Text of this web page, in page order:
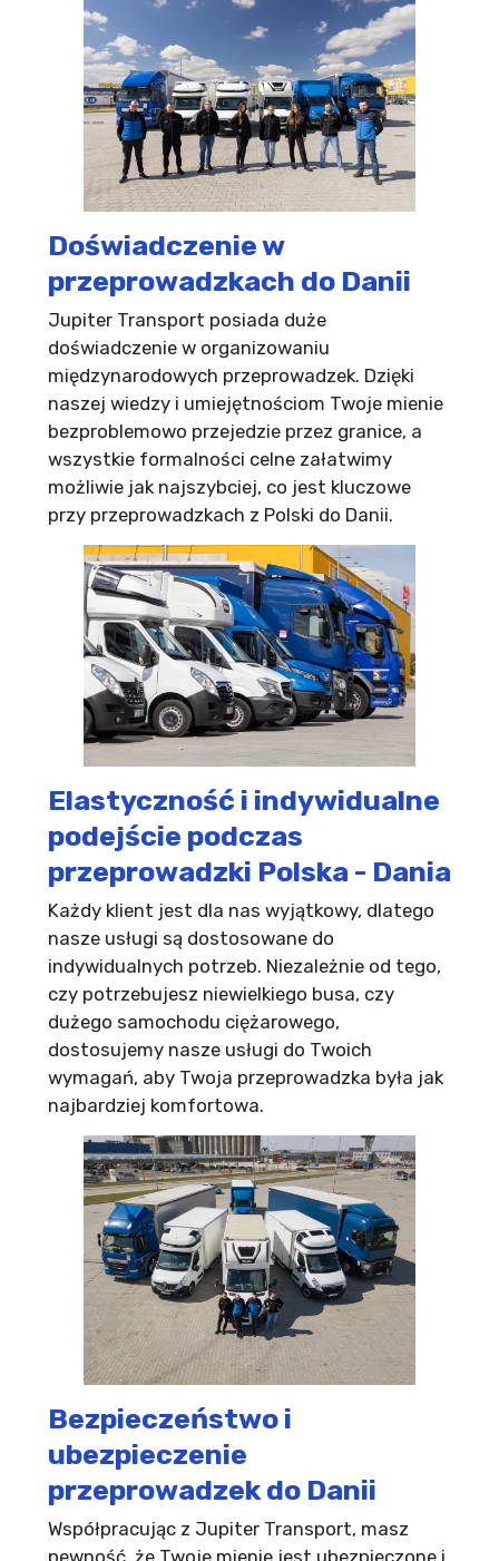
Doświadczenie w
przeprowadzkach do Danii
Jupiter Transport posiada duże
doświadczenie w organizowaniu
międzynarodowych przeprowadzek. Dzięki
naszej wiedzy i umiejętnościom Twoje mienie
bezproblemowo przejedzie przez granice, a
wszystkie formalności celne załatwimy
możliwie jak najszybciej, co jest kluczowe
przy przeprowadzkach z Polski do Danii.
Elastyczność i indywidualne
podejście podczas
przeprowadzki Polska - Dania
Każdy klient jest dla nas wyjątkowy, dlatego
nasze usługi są dostosowane do
indywidualnych potrzeb. Niezależnie od tego,
czy potrzebujesz niewielkiego busa, czy
dużego samochodu ciężarowego,
dostosujemy nasze usługi do Twoich
wymagań, aby Twoja przeprowadzka była jak
najbardziej komfortowa.
Bezpieczeństwo i
ubezpieczenie
przeprowadzek do Danii
Współpracując z Jupiter Transport, masz